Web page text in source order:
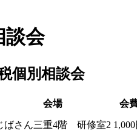
談会
個別相談会
会場
会
ばさん三重4階 研修室2 1,000